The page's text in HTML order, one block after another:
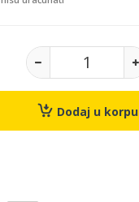
Dodaj u korpu